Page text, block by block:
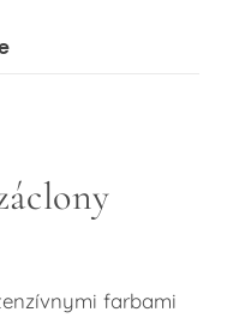
farbami